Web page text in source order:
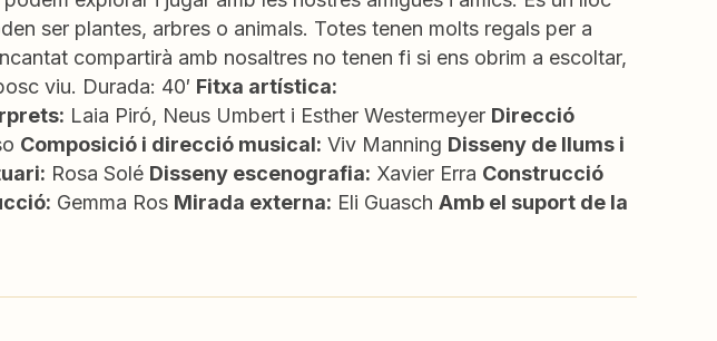
ser plantes, arbres o animals. Totes tenen molts regals per a
compartirà amb nosaltres no tenen fi si ens obrim a escoltar,
viu. Durada: 40′ Fitxa artística:
Laia Piró, Neus Umbert i Esther Westermeyer Direcció
Composició i direcció musical: Viv Manning Disseny de llums i
Rosa Solé Disseny escenografia: Xavier Erra Construcció
Gemma Ros Mirada externa: Eli Guasch Amb el suport de la